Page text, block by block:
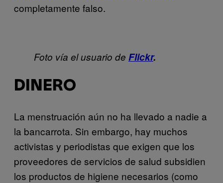
completamente falso.
Foto vía el usuario de Flickr.
DINERO
La menstruación aún no ha llevado a nadie a
la bancarrota. Sin embargo, hay muchos
activistas y periodistas que exigen que los
proveedores de servicios de salud subsidien
los productos de higiene necesarios (como